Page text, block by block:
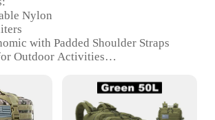
Nylon
with Padded Shoulder Straps
Outdoor Activities
Water-Resistant and Lightweight